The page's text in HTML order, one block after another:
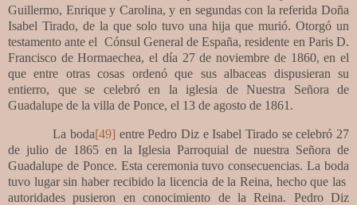
Guillermo, Enrique y Carolina, y en segundas con la referida Doña
Isabel Tirado, de la que solo tuvo una hija que murió. Otorgó un
testamento ante el Cónsul General de España, residente en Paris D.
Francisco de Hormaechea, el día 27 de noviembre de 1860, en el
que entre otras cosas ordenó que sus albaceas dispusieran su
entierro, que se celebró en la iglesia de Nuestra Señora de
Guadalupe de la villa de Ponce, el 13 de agosto de 1861.
La boda[49] entre Pedro Diz e Isabel Tirado se celebró 27
de julio de 1865 en la Iglesia Parroquial de nuestra Señora de
Guadalupe de Ponce. Esta ceremonia tuvo consecuencias. La boda
tuvo lugar sin haber recibido la licencia de la Reina, hecho que las
autoridades pusieron en conocimiento de la Reina. Pedro Diz